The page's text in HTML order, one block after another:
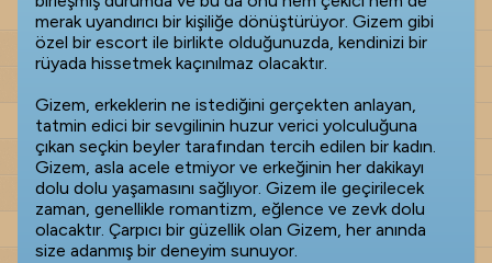
merak uyandırıcı bir kişiliğe dönüştürüyor. Gizem gibi
özel bir escort ile birlikte olduğunuzda, kendinizi bir
rüyada hissetmek kaçınılmaz olacaktır.
Gizem, erkeklerin ne istediğini gerçekten anlayan,
tatmin edici bir sevgilinin huzur verici yolculuğuna
çıkan seçkin beyler tarafından tercih edilen bir kadın.
Gizem, asla acele etmiyor ve erkeğinin her dakikayı
dolu dolu yaşamasını sağlıyor. Gizem ile geçirilecek
zaman, genellikle romantizm, eğlence ve zevk dolu
olacaktır. Çarpıcı bir güzellik olan Gizem, her anında
size adanmış bir deneyim sunuyor.